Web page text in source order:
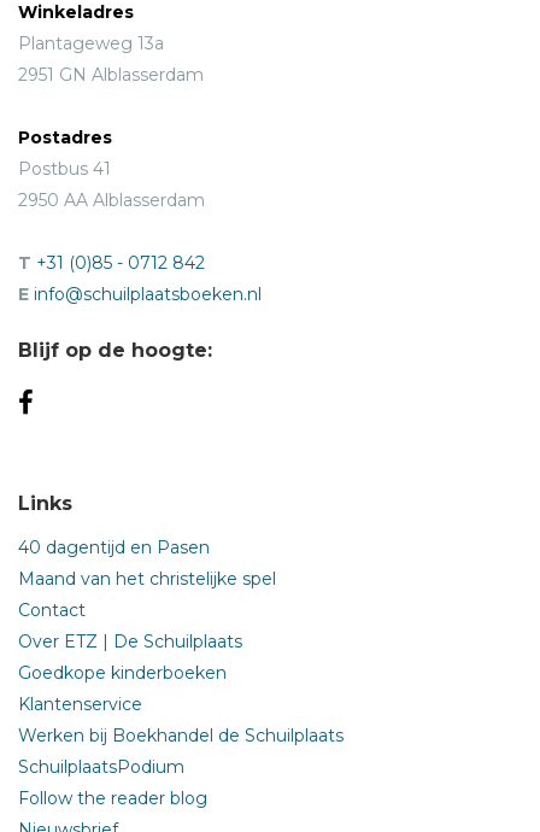
Winkeladres
Plantageweg 13a
2951 GN Alblasserdam
Postadres
Postbus 41
2950 AA Alblasserdam
T +31 (0)85 - 0712 842
E info@schuilplaatsboeken.nl
Blijf op de hoogte:
Links
40 dagentijd en Pasen
Maand van het christelijke spel
Contact
Over ETZ | De Schuilplaats
Goedkope kinderboeken
Klantenservice
Werken bij Boekhandel de Schuilplaats
SchuilplaatsPodium
Follow the reader blog